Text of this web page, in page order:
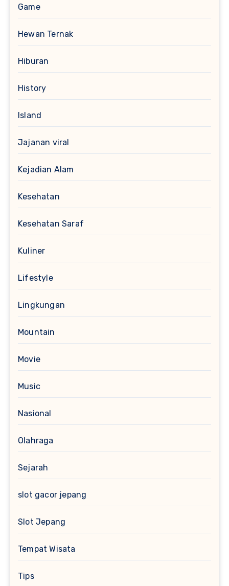
Game
Hewan Ternak
Hiburan
History
Island
Jajanan viral
Kejadian Alam
Kesehatan
Kesehatan Saraf
Kuliner
Lifestyle
Lingkungan
Mountain
Movie
Music
Nasional
Olahraga
Sejarah
slot gacor jepang
Slot Jepang
Tempat Wisata
Tips